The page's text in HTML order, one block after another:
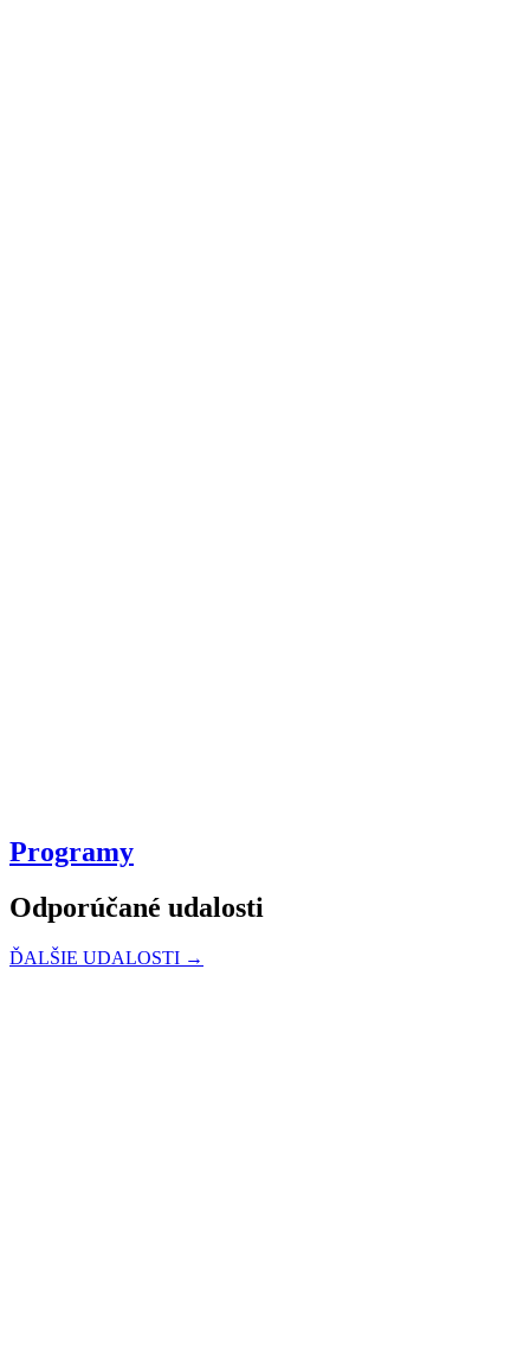
Programy
Odporúčané udalosti
ĎALŠIE UDALOSTI →